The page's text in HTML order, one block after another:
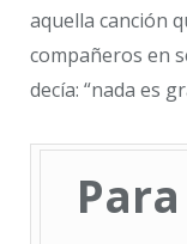
aquella canción
compañeros en
decía: “nada es